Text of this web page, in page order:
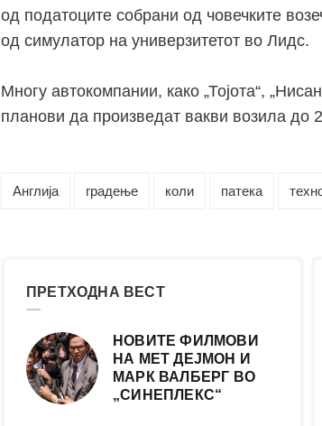
од податоците собрани од човечките
од симулатор на универзитетот во Лидс.
Многу автокомпании, како „Тојота“, „
планови да произведат вакви возила до
Англија градење коли патека
ПРЕТХОДНА ВЕСТ
НОВИТЕ ФИЛМОВИ
НА МЕТ ДЕЈМОН И
МАРК ВАЛБЕРГ ВО
„СИНЕПЛЕКС“